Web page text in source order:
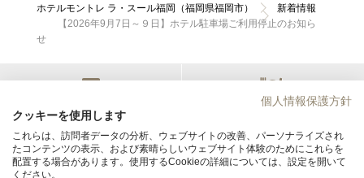
ホテルモントレ ラ・スール福岡（福岡県福岡市）
新着情報
【2026年9月7日～９日】ホテル駐車場ご利用停止のお知ら
せ
宿泊
ホテルモントレ ラ・スール福岡
個人情報保護方針
クッキーを使用します
これらは、訪問者データの分析、ウェブサイトの改善、パーソナライズされ
たコンテンツの表示、および素晴らしいウェブサイト体験のためにこれらを
配置する場合があります。使用するCookieの詳細については、設定を開いて
ください。